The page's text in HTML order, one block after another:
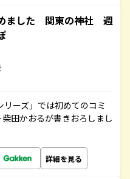
ました 関東の神社 週
ーズ」では初めてのコミ
田かおるが書きおろしまし
詳細を見る